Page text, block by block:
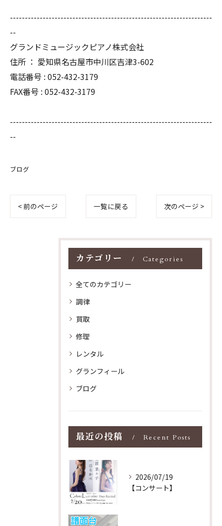
--------------------------------------------------------------------
--
グランドミュージックピアノ株式会社
住所 ： 愛知県名古屋市中川区吉津3-602
電話番号 : 052-432-3179
FAX番号 : 052-432-3179
--------------------------------------------------------------------
--
ブログ
< 前のページ 一覧に戻る 次のページ >
カテゴリー Categories
全てのカテゴリー
調律
買取
修理
レンタル
グランフィール
ブログ
最近の投稿 Recent Posts
2026/07/19
【コンサート】